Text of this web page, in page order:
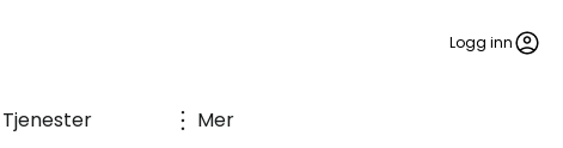
Logg inn
Tjenester Mer